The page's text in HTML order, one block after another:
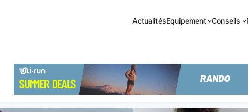
ActualitésEquipement Conseils